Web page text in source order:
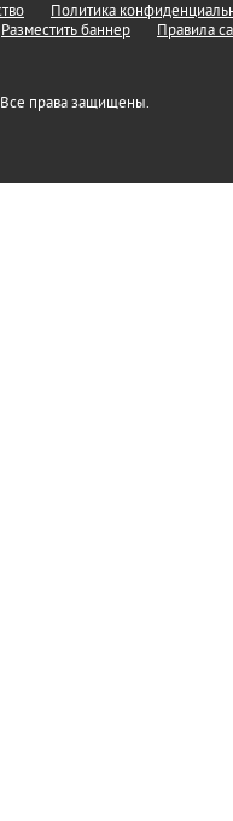
Политика
Разместить баннер Правила
права защищены.